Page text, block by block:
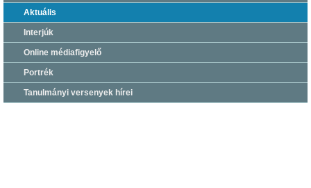
Aktuális
Interjúk
Online médiafigyelő
Portrék
Tanulmányi versenyek hírei